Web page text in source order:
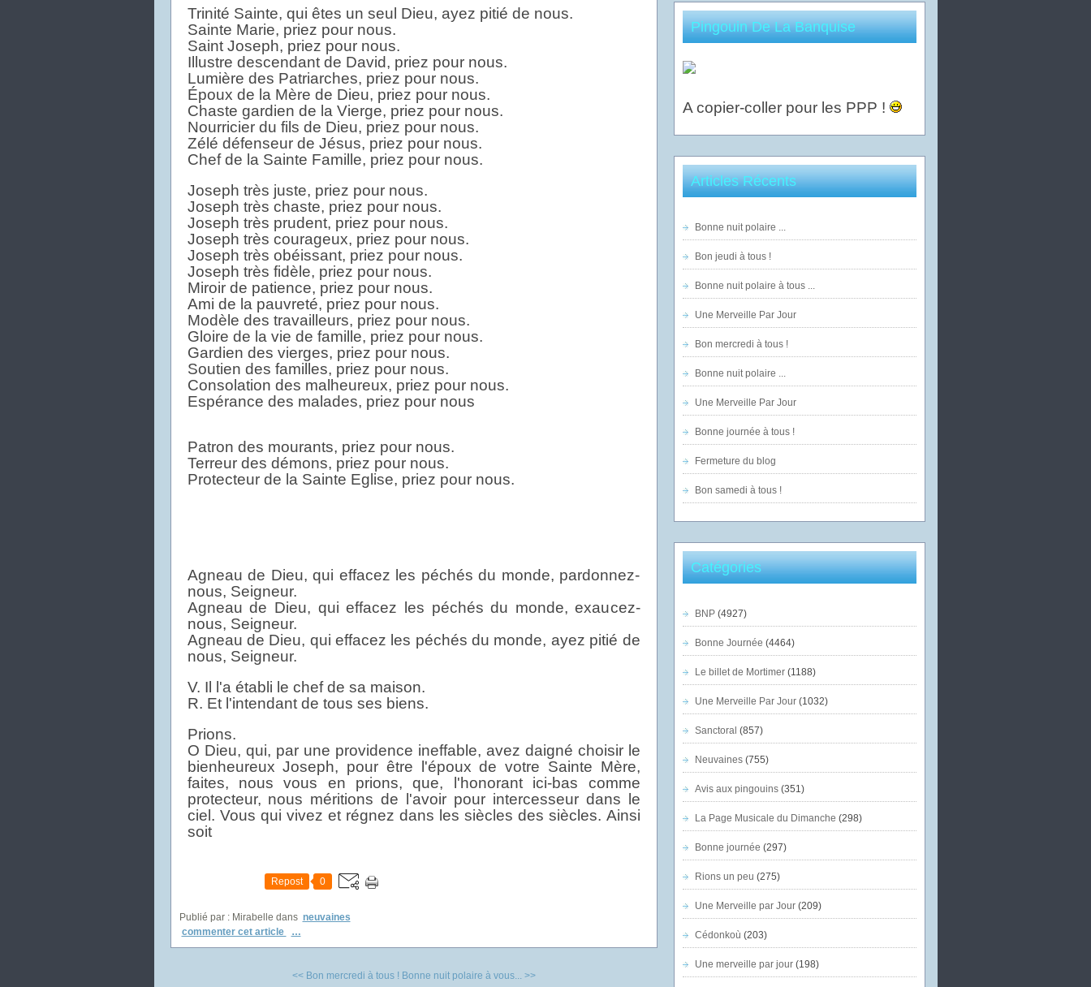
Trinité Sainte, qui êtes un seul Dieu, ayez pitié de nous.
Sainte Marie, priez pour nous.
Saint Joseph, priez pour nous.
Illustre descendant de David, priez pour nous.
Lumière des Patriarches, priez pour nous.
Époux de la Mère de Dieu, priez pour nous.
Chaste gardien de la Vierge, priez pour nous.
Nourricier du fils de Dieu, priez pour nous.
Zélé défenseur de Jésus, priez pour nous.
Chef de la Sainte Famille, priez pour nous.
Joseph très juste, priez pour nous.
Joseph très chaste, priez pour nous.
Joseph très prudent, priez pour nous.
Joseph très courageux, priez pour nous.
Joseph très obéissant, priez pour nous.
Joseph très fidèle, priez pour nous.
Miroir de patience, priez pour nous.
Ami de la pauvreté, priez pour nous.
Modèle des travailleurs, priez pour nous.
Gloire de la vie de famille, priez pour nous.
Gardien des vierges, priez pour nous.
Soutien des familles, priez pour nous.
Consolation des malheureux, priez pour nous.
Espérance des malades, priez pour nous
Patron des mourants, priez pour nous.
Terreur des démons, priez pour nous.
Protecteur de la Sainte Eglise, priez pour nous.
Agneau de Dieu, qui effacez les péchés du monde, pardonnez-
nous, Seigneur.
Agneau de Dieu, qui effacez les péchés du monde, exaucez-
nous, Seigneur.
Agneau de Dieu, qui effacez les péchés du monde, ayez pitié de
nous, Seigneur.
V. Il l'a établi le chef de sa maison.
R. Et l'intendant de tous ses biens.
Prions.
O Dieu, qui, par une providence ineffable, avez daigné choisir le
bienheureux Joseph, pour être l'époux de votre Sainte Mère,
faites, nous vous en prions, que, l'honorant ici-bas comme
protecteur, nous méritions de l'avoir pour intercesseur dans le
ciel. Vous qui vivez et régnez dans les siècles des siècles. Ainsi
soit
Repost 0
Publié par : Mirabelle dans neuvaines
commenter cet article
…
<< Bon mercredi à tous ! Bonne nuit polaire à vous... >>
Pingouin De La Banquise
A copier-coller pour les PPP !
Articles Récents
Bonne nuit polaire ...
Bon jeudi à tous !
Bonne nuit polaire à tous ...
Une Merveille Par Jour
Bon mercredi à tous !
Bonne nuit polaire ...
Une Merveille Par Jour
Bonne journée à tous !
Fermeture du blog
Bon samedi à tous !
Catégories
BNP(4927)
Bonne Journée (4464)
Le billet de Mortimer(1188)
Une Merveille Par Jour(1032)
Sanctoral (857)
Neuvaines(755)
Avis aux pingouins(351)
La Page Musicale du Dimanche (298)
Bonne journée (297)
Rions un peu (275)
Une Merveille par Jour(209)
Cédonkoù (203)
Une merveille par jour(198)